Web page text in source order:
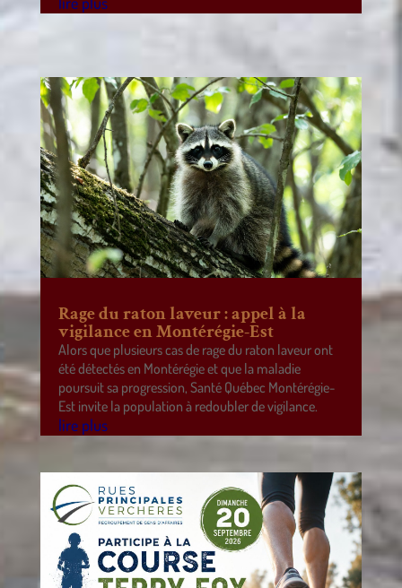
Rage du raton laveur : appel à la
vigilance en Montérégie-Est
Alors que plusieurs cas de rage du raton laveur ont
été détectés en Montérégie et que la maladie
poursuit sa progression, Santé Québec Montérégie-
Est invite la population à redoubler de vigilance.
lire plus